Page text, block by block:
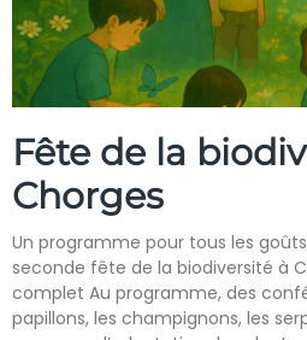
Fête de la
Chorges
Un programme pour tous les
seconde fête de la biodiversité à
complet Au programme, des
papillons, les champignons, les